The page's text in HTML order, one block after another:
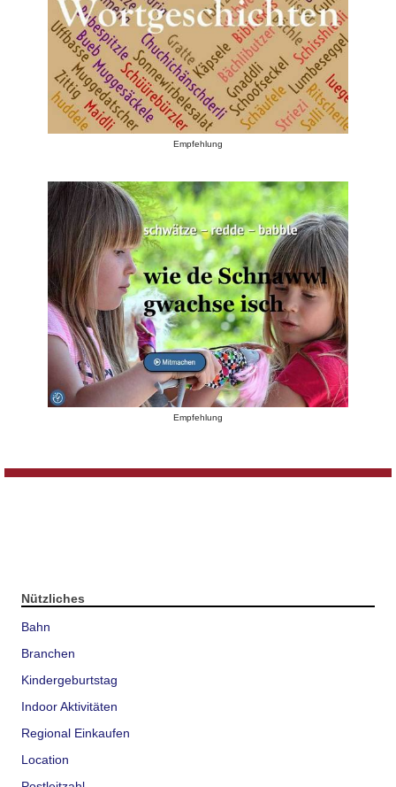
Empfehlung
Empfehlung
Nützliches
Bahn
Branchen
Kindergeburtstag
Indoor Aktivitäten
Regional Einkaufen
Location